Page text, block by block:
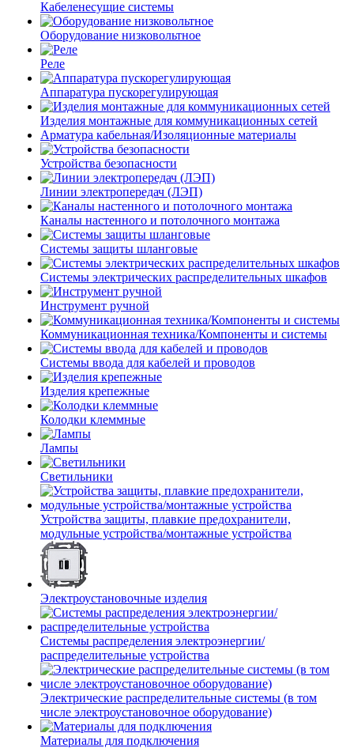
Кабеленесущие системы
Оборудование низковольтное
Реле
Аппаратура пускорегулирующая
Изделия монтажные для коммуникационных сетей
Арматура кабельная/Изоляционные материалы
Устройства безопасности
Линии электропередач (ЛЭП)
Каналы настенного и потолочного монтажа
Системы защиты шланговые
Системы электрических распределительных шкафов
Инструмент ручной
Коммуникационная техника/Компоненты и системы
Системы ввода для кабелей и проводов
Изделия крепежные
Колодки клеммные
Лампы
Светильники
Устройства защиты, плавкие предохранители,
модульные устройства/монтажные устройства
Электроустановочные изделия
Системы распределения электроэнергии/
распределительные устройства
Электрические распределительные системы (в том
числе электроустановочное оборудование)
Материалы для подключения